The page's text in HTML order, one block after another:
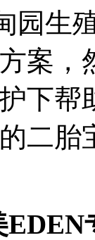
园生
案
下帮
二胎